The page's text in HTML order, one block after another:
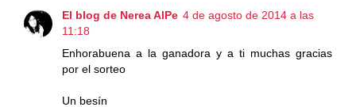
El blog de Nerea AlPe 4 de agosto de 2014 a las
11:18
Enhorabuena a la ganadora y a ti muchas gracias
por el sorteo
Un besín